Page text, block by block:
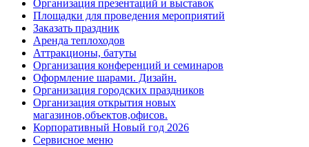
Организация презентаций и выставок
Площадки для проведения мероприятий
Заказать праздник
Аренда теплоходов
Аттракционы, батуты
Организация конференций и семинаров
Оформление шарами. Дизайн.
Организация городских праздников
Организация открытия новых
магазинов,объектов,офисов.
Корпоративный Новый год 2026
Сервисное меню